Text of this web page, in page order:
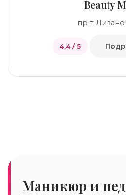
Beauty
пр-т
4.4 / 5
Маникюр и